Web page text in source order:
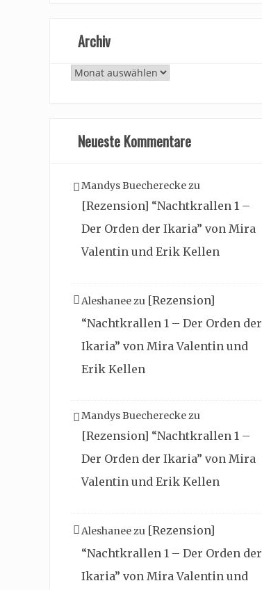
Archiv
Archiv
Neueste Kommentare
Mandys Buechereckezu
[Rezension] “Nachtkrallen 1 –
Der Orden der Ikaria” von Mira
Valentin und Erik Kellen
Aleshaneezu [Rezension]
“Nachtkrallen 1 – Der Orden der
Ikaria” von Mira Valentin und
Erik Kellen
Mandys Buechereckezu
[Rezension] “Nachtkrallen 1 –
Der Orden der Ikaria” von Mira
Valentin und Erik Kellen
Aleshaneezu [Rezension]
“Nachtkrallen 1 – Der Orden der
Ikaria” von Mira Valentin und